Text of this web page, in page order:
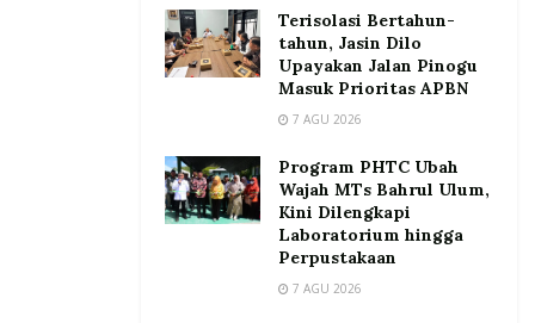
Terisolasi Bertahun-
tahun, Jasin Dilo
Upayakan Jalan Pinogu
Masuk Prioritas APBN
7 AGU 2026
Program PHTC Ubah
Wajah MTs Bahrul Ulum,
Kini Dilengkapi
Laboratorium hingga
Perpustakaan
7 AGU 2026